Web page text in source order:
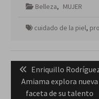
Belleza, MUJER
cuidado de la piel,
de
entradas
Previous
post:
Enriquillo
Amiama explora nueva
faceta de su talento